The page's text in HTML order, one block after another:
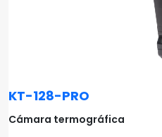
KT-128-PRO
Cámara termográfica